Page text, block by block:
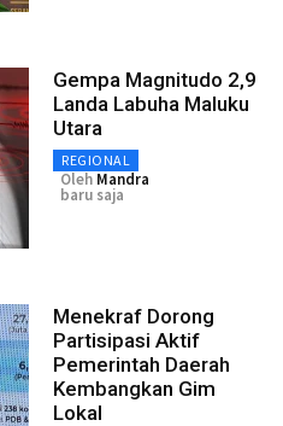
Gempa Magnitudo 2,9
Landa Labuha Maluku
Utara
REGIONAL
Oleh Mandra
baru saja
Menekraf Dorong
Partisipasi Aktif
Pemerintah Daerah
Kembangkan Gim
Lokal